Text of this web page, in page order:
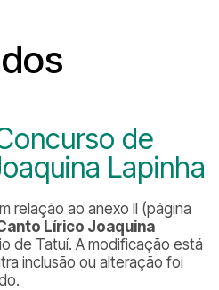
de
Lapinha
relação ao anexo II (página
Lírico Joaquina
de Tatuí. A modificação está
inclusão ou alteração foi